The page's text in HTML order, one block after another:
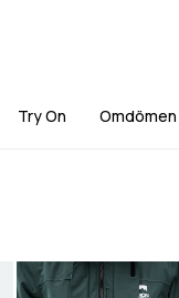
Try On Omdömen